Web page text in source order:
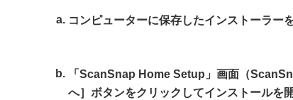
コンピューターに保存したインストーラー
「ScanSnap Home Setup」画面（
へ］ボタンをクリックしてインストールを